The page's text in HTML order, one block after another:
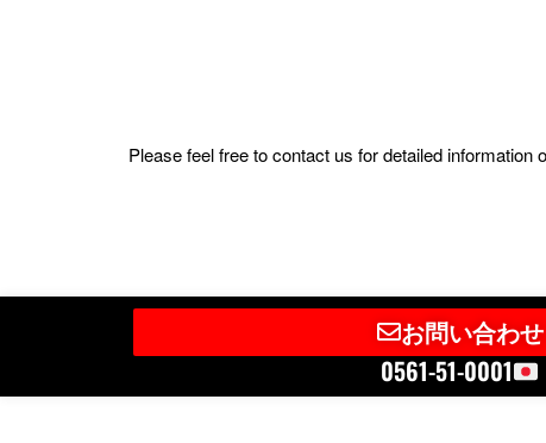
Please feel free to contact us for detailed
お問い合わせ
0561-51-0001